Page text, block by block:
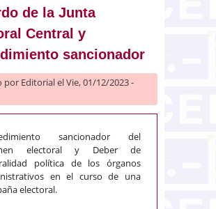
Administración. Contrato de
obras y gastos plurianuales
de la Junta
Central y
sancionador
por Editorialel Vie, 01/12/2023 -
sancionador del
electoral y Deber de
política de los órganos
en el curso de una
electoral.